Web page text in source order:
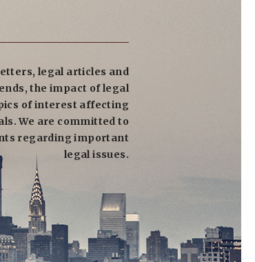
legal articles and
the impact of legal
of interest affecting
We are committed to
regarding important
legal issues.